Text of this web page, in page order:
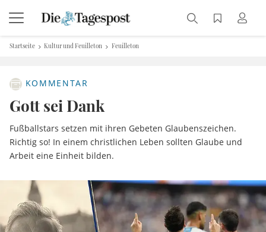
Startseite Kultur und Feuilleton Feuilleton
KOMMENTAR
Gott sei Dank
Fußballstars setzen mit ihren Gebeten Glaubenszeichen.
Richtig so! In einem christlichen Leben sollten Glaube und
Arbeit eine Einheit bilden.